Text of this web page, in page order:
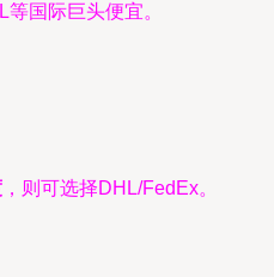
国际巨头便宜。
，则可选择DHL/FedEx。